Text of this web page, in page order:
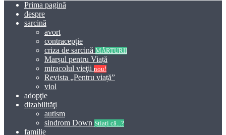
Prima pagină
despre
sarcină
avort
contracepție
criza de sarcină MĂRTURII
Marșul pentru Viață
miracolul vieţii nou!
Revista „Pentru viață”
viol
adopţie
dizabilităţi
autism
sindrom Down Știați că...?
familie